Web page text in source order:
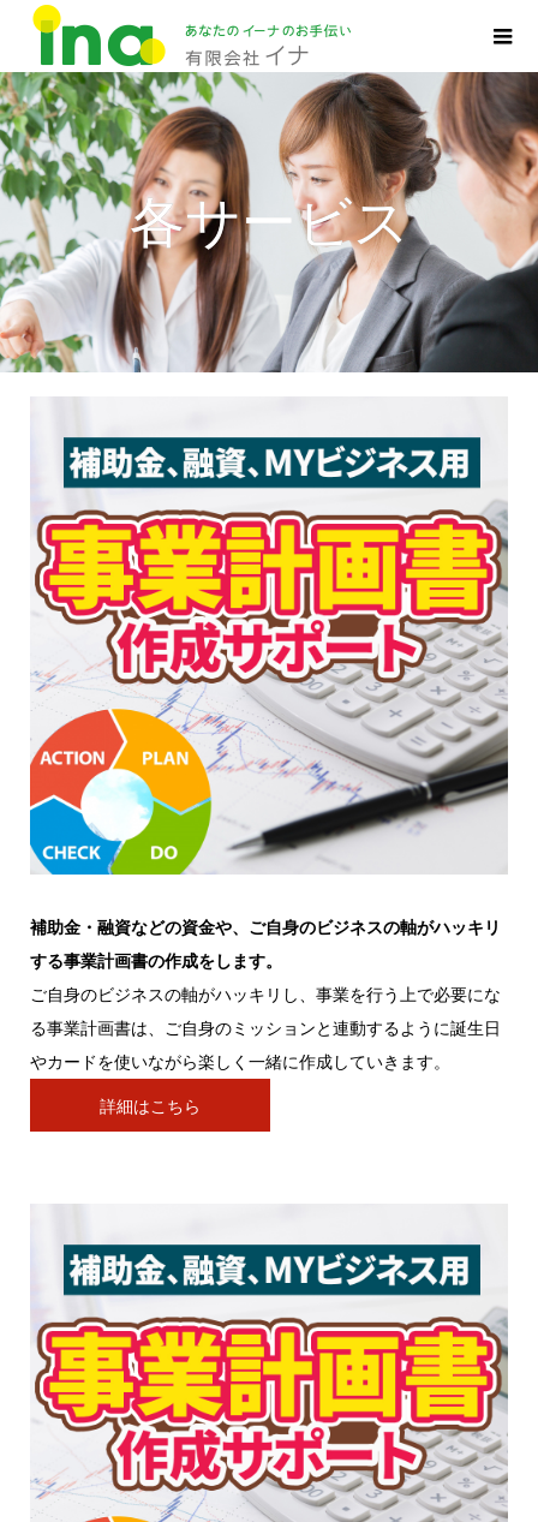
各サービス
補助金・融資などの資金や、ご自身のビジネスの軸がハッキリ
する事業計画書の作成をします。
ご自身のビジネスの軸がハッキリし、事業を行う上で必要にな
る事業計画書は、ご自身のミッションと連動するように誕生日
やカードを使いながら楽しく一緒に作成していきます。
詳細はこちら